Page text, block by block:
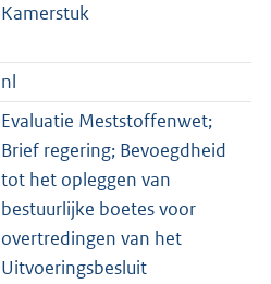
Kamerstuk
nl
Evaluatie Meststoffenwet;
Brief regering; Bevoegdheid
tot het opleggen van
bestuurlijke boetes voor
overtredingen van het
Uitvoeringsbesluit